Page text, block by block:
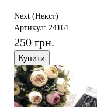
Next (Некст)
Артикул: 24161
250 грн.
Купити